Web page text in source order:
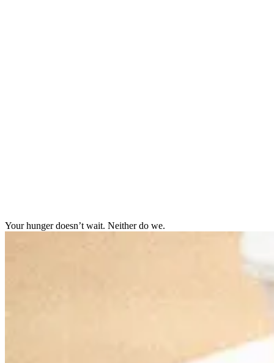
Your hunger doesn’t wait. Neither do we.​​​​‌ ‍ ​‍​‍‌‍ ‌ ​‍‌‍‍‌‌‍‌ ‌‍‍‌‌‍ ‍​‍​‍​ ‍‍​‍​‍‌ ​ ‌‍​‌‌‍ ‍‌‍‍‌‌ ‌​‌ ‍‌​‍ ‍‌‍‍‌‌‍ ​‍​‍​‍ ​​‍​‍‌‍‍​‌ ​‍‌‍‌‌‌‍‌‍​‍​‍​ ‍‍​‍​‍‌‍‍​‌ ‌​‌ ‌​‌ ​​‌ ​ ​ ‍‍​‍ ​‍ ‌‍‍​‌‍ ‌ ‌​‌‍ ‍‌‍ ‍‌‍ ‌ ‌ ​‍ ‌‌‍​ ‌‍ ‌‌ ​ ​‍ ‍‌‍ ‍‌‍‌‌‌ ‌​‌‍ ​‌‍‍‌‌‍‌‍‌ ‍‌​‍ ‍‌‍​‌‌ ​​‌ ​​​‍ ‌‍‍‌‌‍ ‍‌ ‌​‌‍‌‌‌‍ ‍‌ ‌​​‍ ‌‍‌‌‌‍‌​‌‍‍‌‌ ‌​​‍ ‌‍ ‌‌‍ ‌‍‌​‌‍‌‌​ ‌‌ ​​‌ ​‍‌‍‌‌‌ ​ ‌‍‌‌‌‍ ‍‌ ‌​‌‍​‌‌ ‌​‌‍‍‌‌‍ ‌‍ ‍​ ‍ ‌‍‍‌‌‍‌​​ ‌‌‍‍​‌‍ ‌‍ ‌‌‍‌‌‌ ​​‌‍​‌‌‍‌ ‌‍‌‌​ ‍ ‌ ‌​‌ ‍‌‌ ​​‌‍‌‌​ ‌‌‍‍​‌‍ ‌‍ ‌‌‍‌‌‌ ​​‌‍​‌‌‍‌ ‌‍‌‌​ ‍ ‌ ​​‌‍​‌‌ ‌​‌‍‍​​ ‌‌‍ ‌‌‍ ‌‍‌​‌ ‌‌‌‍ ​‌‍‌‌‌ ​ ​‍‌‌​ ‌‌‌​​‍‌‌ ‌‍‍ ‌‍‌‌‌ ‍‌​‍‌‌​ ​ ‌​‌​​‍‌‌​ ​ ‌​‌​​‍‌‌​ ​‍​ ​‍‌‍‌​​ ‍‌‌‍‌​​ ​‌‌‍​‍​ ‌ ‌‍‌​‌‍​ ​ ‍​​ ​‌​ ‌‍​ ​ ​‍‌‌​ ​‍​ ​‍​‍‌‌​ ‌‌‌​‌​​‍ ‍‌ ​ ‌ ‌‌‌ ​​‌ ​​‌‍ ‌ ​‍‌ ‌​‌‌‌​‌‍‌‌‌ ‍​‌ ‌​​ ‌‍​‍‌‍​‌‌ ​ ‌‍‌‌‌‌‌‌‌ ​‍‌‍ ​​ ‌‌‍‍​‌ ‌​‌ ‌​‌ ​​‌ ​ ​‍‌‌​ ​ ‌​​‌​‍‌‌​ ​‍‌​‌‍​‍‌‌​ ​‍‌​‌‍‌‍‍​‌‍ ‌ ‌​‌‍ ‍‌‍ ‍‌‍ ‌ ‌ ​‍ ‌‌‍​ ‌‍ ‌‌ ​ ​‍ ‍‌‍ ‍‌‍‌‌‌ ‌​‌‍ ​‌‍‍‌‌‍‌‍‌ ‍‌​‍ ‍‌‍​‌‌ ​​‌ ​​​‍‌‍‌‍‍‌‌‍‌​​ ‌‌‍‍​‌‍ ‌‍ ‌‌‍‌‌‌ ​​‌‍​‌‌‍‌ ‌‍‌‌​‍‌‍‌ ‌​‌ ‍‌‌ ​​‌‍‌‌​ ‌‌‍‍​‌‍ ‌‍ ‌‌‍‌‌‌ ​​‌‍​‌‌‍‌ ‌‍‌‌​‍‌‍‌ ​​‌‍​‌‌ ‌​‌‍‍​​ ‌‌‍ ‌‌‍ ‌‍‌​‌ ‌‌‌‍ ​‌‍‌‌‌ ​ ​‍‌‌​ ‌‌‌​​‍‌‌ ‌‍‍ ‌‍‌‌‌ ‍‌​‍‌‌​ ​ ‌​‌​​‍‌‌​ ​ ‌​‌​​‍‌‌​ ​‍​ ​‍‌‍‌​​ ‍‌‌‍‌​​ ​‌‌‍​‍​ ‌ ‌‍‌​‌‍​ ​ ‍​​ ​‌​ ‌‍​ ​ ​‍‌‌​ ​‍​ ​‍​‍‌‌​ ‌‌‌​‌​​‍ ‍‌ ​ ‌ ‌‌‌ ​​‌ ​​‌‍ ‌ ​‍‌ ‌​‌‌‌​‌‍‌‌‌ ‍​‌ ‌​​‍‌‍‌ ​​‌‍‌‌‌ ​‍‌ ​ ‌ ​​‌‍‌‌‌‍​ ‌ ‌​‌‍‍‌‌ ‌‍‌‍‌‌​ ‌‌ ​​‌ ‌‌‌‍​‍‌‍ ​‌‍‍‌‌ ​ ‌‍‍​‌‍‌‌‌‍‌​​‍​‍‌ ‌